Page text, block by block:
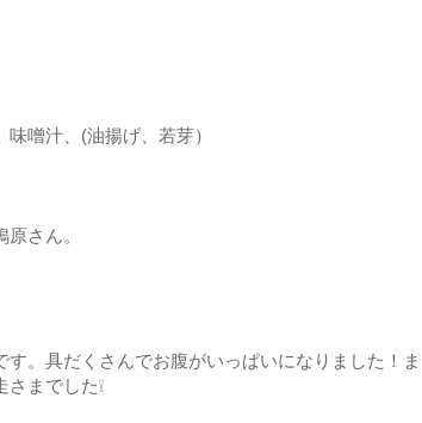
噌汁、(油揚げ、若芽）
さん。
。具だくさんでお腹がいっぱいになりました！ま
までした❕